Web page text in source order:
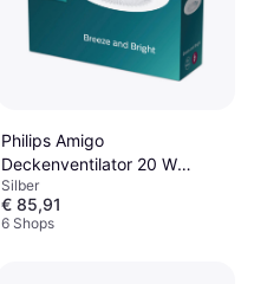
Philips Amigo
Deckenventilator 20 W
490mm x 137mm
Silber
€ 85,91
6 Shops